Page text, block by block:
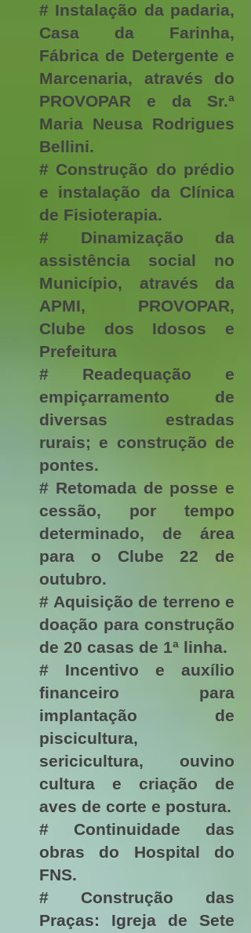
# Instalação da padaria,
Casa da Farinha,
Fábrica de Detergente e
Marcenaria, através do
PROVOPAR e da Sr.ª
Maria Neusa Rodrigues
Bellini.
# Construção do prédio
e instalação da Clínica
de Fisioterapia.
# Dinamização da
assistência social no
Município, através da
APMI, PROVOPAR,
Clube dos Idosos e
Prefeitura
# Readequação e
empiçarramento de
diversas estradas
rurais; e construção de
pontes.
# Retomada de posse e
cessão, por tempo
determinado, de área
para o Clube 22 de
outubro.
# Aquisição de terreno e
doação para construção
de 20 casas de 1ª linha.
# Incentivo e auxílio
financeiro para
implantação de
piscicultura,
sericicultura, ouvino
cultura e criação de
aves de corte e postura.
# Continuidade das
obras do Hospital do
FNS.
# Construção das
Praças: Igreja de Sete